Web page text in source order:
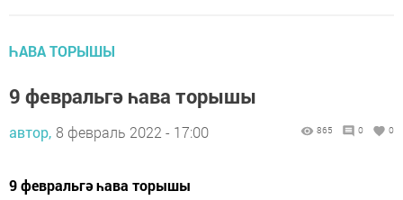
ҺАВА ТОРЫШЫ
9 февральгә һава торышы
автор, 8 февраль 2022 - 17:00 865 0 0
9 февральгә һава торышы